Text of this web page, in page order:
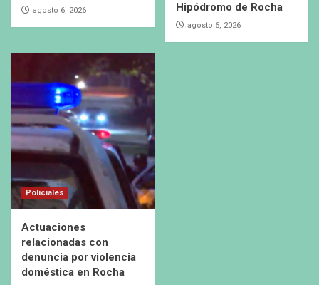
agosto 6, 2026
Hipódromo de Rocha
agosto 6, 2026
Policiales
Actuaciones
relacionadas con
denuncia por violencia
doméstica en Rocha